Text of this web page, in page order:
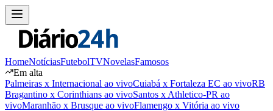
HomeNotíciasFutebolTVNovelasFamosos
Em alta
Palmeiras x Internacional ao vivoCuiabá x Fortaleza EC ao vivoRB
Bragantino x Corinthians ao vivoSantos x Athletico-PR ao
vivoMaranhão x Brusque ao vivoFlamengo x Vitória ao vivo